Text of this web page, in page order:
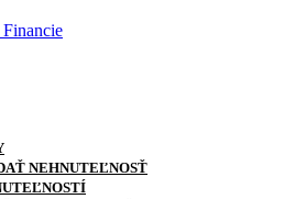
NEHNUTEĽNOSŤ